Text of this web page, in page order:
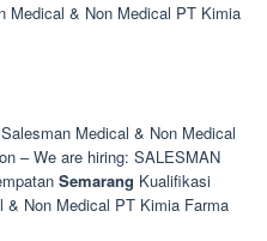
Medical & Non Medical PT Kimia
Salesman Medical & Non Medical
– We are hiring: SALESMAN
Semarang Kualifikasi
& Non Medical PT Kimia Farma